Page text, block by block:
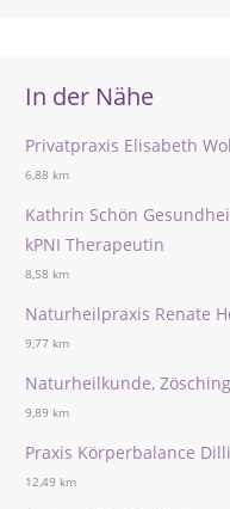
In der Nähe
Privatpraxis Elisabeth
6,88 km
Kathrin Schön
kPNI Therapeutin
8,58 km
Naturheilpraxis Renate
9,77 km
Naturheilkunde,
9,89 km
Praxis Körperbalance
12,49 km